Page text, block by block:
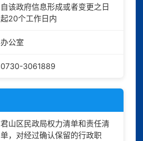
自该政府信息形成或者变更之日
起20个工作日内
办公室
0730-3061889
君山区民政局权力清单和责任清
单，对经过确认保留的行政职